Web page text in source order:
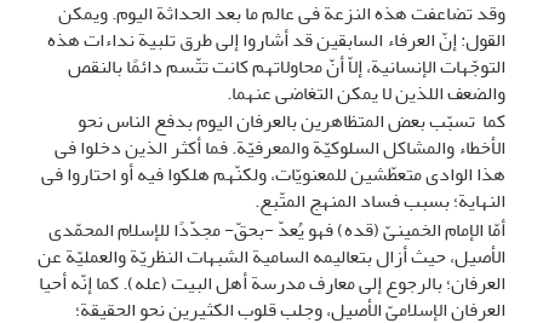
وقد تضاعفت هذه النزعة فی عالم ما بعد الحداثة الیوم. ویمکن
القول: إنّ العرفاء السابقین قد أشاروا إلى طرق تلبیة نداءات هذه
التوجّهات الإنسانیة، إلاّ أنّ محاولاتهم کانت تتّسم دائمًا بالنقص
والضعف اللذین لا یمکن التغاضی عنهما.
کما تسبّب بعض المتظاهرین بالعرفان الیوم بدفع الناس نحو
الأخطاء والمشاکل السلوکیّة والمعرفیّة. فما أکثر الذین دخلوا فی
هذا الوادی متعطّشین للمعنویّات، ولکنّهم هلکوا فیه أو احتاروا فی
النهایة؛ بسبب فساد المنهج المتّبع.
أمّا الإمام الخمینیّ (قده) فهو یُعدّ -بحقّ- مجدّدًا للإسلام المحمّدی
الأصیل، حیث أزال بتعالیمه السامیة الشبهات النظریّة والعملیّة عن
العرفان؛ بالرجوع إلى معارف مدرسة أهل البیت (عله). کما إنّه أحیا
العرفان الإسلامیّ الأصیل، وجلب قلوب الکثیرین نحو الحقیقة؛